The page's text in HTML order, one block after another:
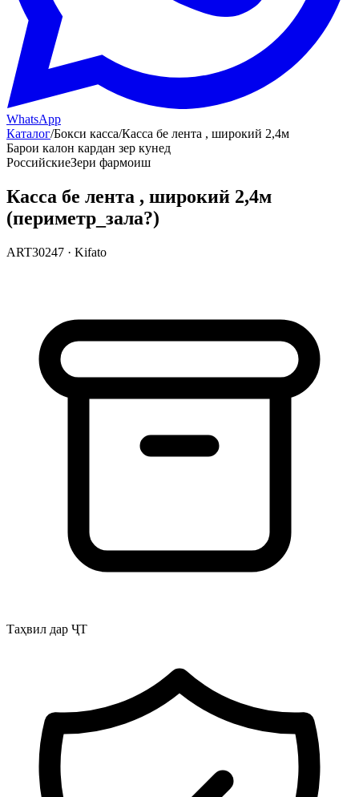
WhatsApp
Каталог/Бокси касса/Касса бе лента , широкий 2,4м
Барои калон кардан зер кунед
РоссийскиеЗери фармоиш
Касса бе лента , широкий 2,4м
(периметр_зала?)
ART30247 · Kifato
Таҳвил дар ҶТ